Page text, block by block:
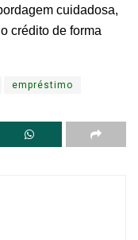
cuidadosa,
crédito de forma
empréstimo